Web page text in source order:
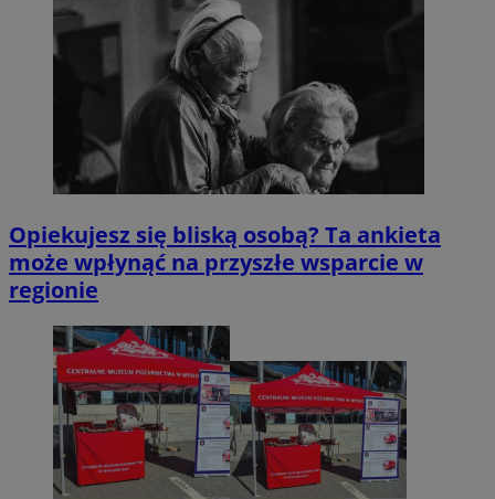
Opiekujesz się bliską osobą? Ta ankieta
może wpłynąć na przyszłe wsparcie w
regionie